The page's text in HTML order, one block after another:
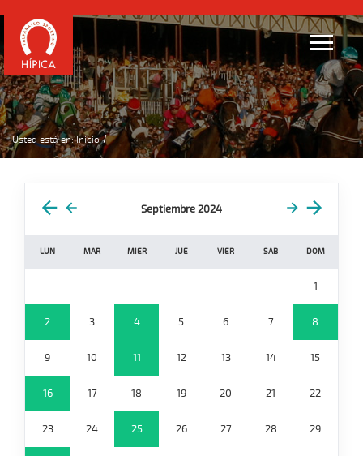
Usted está en: Inicio
Septiembre 2024
LUN MAR MIER JUE VIER SAB DOM
1
2 3 4 5 6 7 8
9 10 11 12 13 14 15
16 17 18 19 20 21 22
23 24 25 26 27 28 29